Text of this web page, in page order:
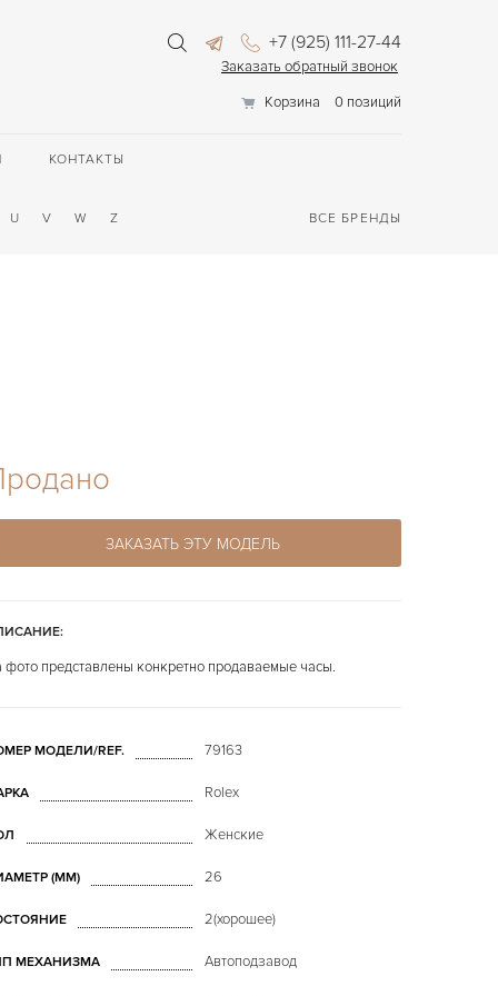
+7 (925) 111-27-44
Заказать обратный звонок
Корзина
0 позиций
КОНТАКТЫ
U V W Z ВСЕ БРЕНДЫ
ЗАКАЗАТЬ ЭТУ МОДЕЛЬ
фото представлены конкретно продаваемые часы.
МОДЕЛИ/REF. 79163
Rolex
Женские
(MM) 26
2(хорошее)
МЕХАНИЗМА Автоподзавод